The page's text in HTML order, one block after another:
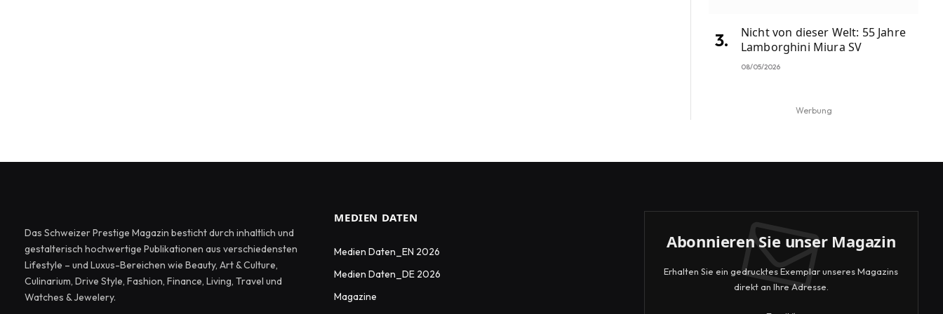
Nicht von dieser Welt: 55 Jahre
Lamborghini Miura SV
08/05/2026
Werbung
Das Schweizer Prestige Magazin besticht durch inhaltlich und
gestalterisch hochwertige Publikationen aus verschiedensten
Lifestyle – und Luxus-Bereichen wie Beauty, Art & Culture,
Culinarium, Drive Style, Fashion, Finance, Living, Travel und
Watches & Jewelery.
MEDIEN DATEN
Medien Daten_EN 2026
Medien Daten_DE 2026
Magazine
Abonnieren Sie unser Magazin
Erhalten Sie ein gedrucktes Exemplar unseres Magazins
direkt an Ihre Adresse.